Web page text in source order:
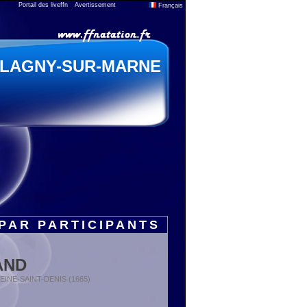
Portail des liveffn Avertissement Français
LAGNY-SUR-MARNE
PARTICIPANTS
SAINT-DENIS (1665)